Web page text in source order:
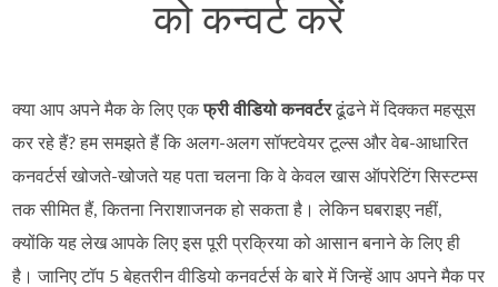
को कन्वर्ट करें
क्या आप अपने मैक के लिए एकफ्री वीडियो कनवर्टरढूंढने में दिक्कत महसूस
कर रहे हैं? हम समझते हैं कि अलग‑अलग सॉफ्टवेयर टूल्स और वेब‑आधारित
कनवर्टर्स खोजते‑खोजते यह पता चलना कि वे केवल खास ऑपरेटिंग सिस्टम्स
तक सीमित हैं, कितना निराशाजनक हो सकता है। लेकिन घबराइए नहीं,
क्योंकि यह लेख आपके लिए इस पूरी प्रक्रिया को आसान बनाने के लिए ही
है। जानिए टॉप 5 बेहतरीन वीडियो कनवर्टर्स के बारे में जिन्हें आप अपने मैक पर